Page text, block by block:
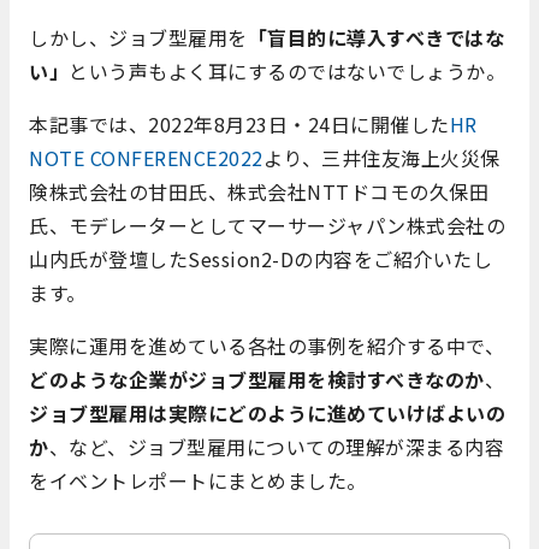
しかし、ジョブ型雇用を 「盲目的に導入すべきではな
い」 という声もよく耳にするのではないでしょうか。
本記事では、 2022年8月23日・24日に開催したHR
NOTE CONFERENCE2022より、三井住友海上火災保
険株式会社の甘田氏、株式会社NTTドコモの久保田
氏、モデレーターとしてマーサージャパン株式会社の
山内氏が登壇したSession2-Dの内容をご紹介いたし
ます。
実際に運用を進めている各社の事例を紹介する中で、
どのような企業がジョブ型雇用を検討すべきなのか、
ジョブ型雇用は実際にどのように進めていけばよいの
か、など、ジョブ型雇用についての理解が深まる内容
をイベントレポートにまとめました。